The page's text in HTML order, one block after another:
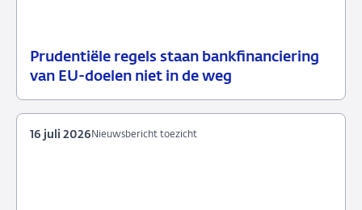
Prudentiële regels staan bankfinanciering
van EU-doelen niet in de weg
17
Nieuwsbericht
Nieuwsbericht toezicht
16 juli 2026